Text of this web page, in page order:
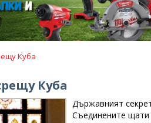
Куба
Куба
Държавният
Съединените